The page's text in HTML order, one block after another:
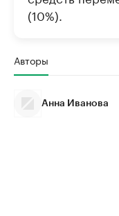
(10%).
Авторы
Анна Иванова